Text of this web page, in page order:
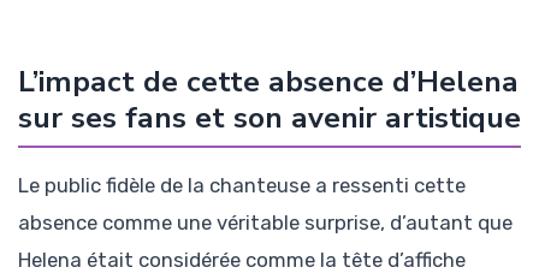
L’impact de cette absence d’Helena
sur ses fans et son avenir artistique
Le public fidèle de la chanteuse a ressenti cette
absence comme une véritable surprise, d’autant que
Helena était considérée comme la tête d’affiche